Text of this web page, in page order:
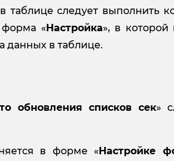
таблице следует выполнить
форма «Настройка», в
данных в таблице.
обновления списков сек»
в форме «Настройке